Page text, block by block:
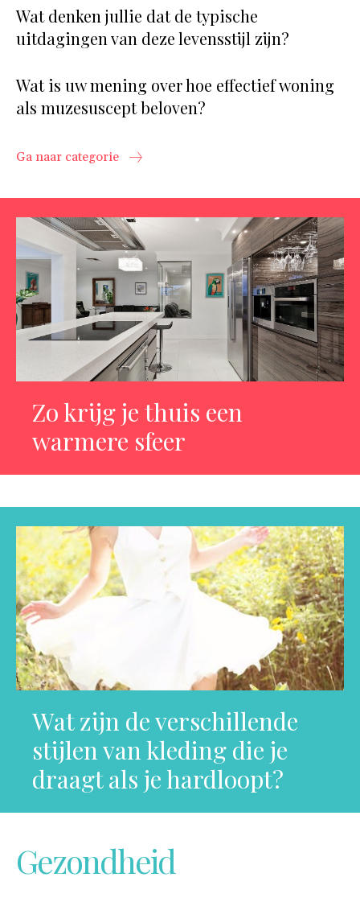
Wat denken jullie dat de typische
uitdagingen van deze levensstijl zijn?
Wat is uw mening over hoe effectief woning
als muzesuscept beloven?
Ga naar categorie
Zo krijg je thuis een
warmere sfeer
Wat zijn de verschillende
stijlen van kleding die je
draagt ​​als je hardloopt?
Gezondheid